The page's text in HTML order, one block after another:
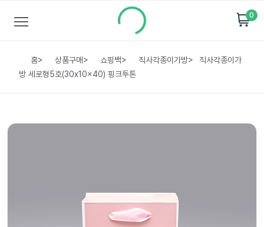
0
홈> 상품구매> 쇼핑백> 직사각종이가방>
직사각종이가
방 세로형5호(30x10x40) 핑크투톤